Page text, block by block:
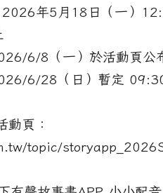
2026年5月18日（一）
6/8（一）於活動頁公
6/28（日）暫定
頁：
topic/